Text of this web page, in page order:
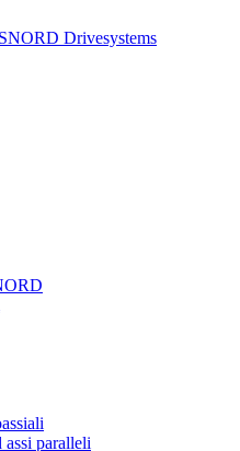
NORD Drivesystems
paralleli